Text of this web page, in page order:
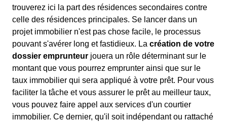
trouverez ici la part des résidences secondaires contre
celle des résidences principales. Se lancer dans un
projet immobilier n'est pas chose facile, le processus
pouvant s'avérer long et fastidieux. La création de votre
dossier emprunteur jouera un rôle déterminant sur le
montant que vous pourrez emprunter ainsi que sur le
taux immobilier qui sera appliqué à votre prêt. Pour vous
faciliter la tâche et vous assurer le prêt au meilleur taux,
vous pouvez faire appel aux services d'un courtier
immobilier. Ce dernier, qu'il soit indépendant ou rattaché